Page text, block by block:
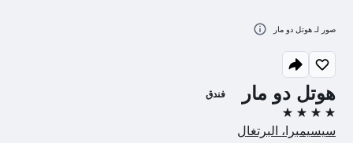
هوتل دو مار فندق
4 نجوم
سيسيمبرا، البرتغال
صور لـ هوتل دو مار